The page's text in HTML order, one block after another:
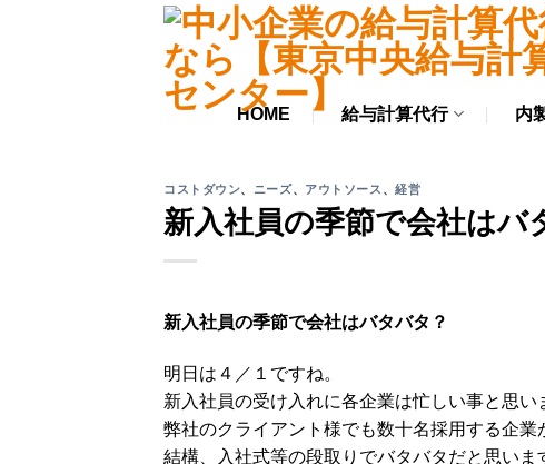
HOME 給与計算代行 内
コストダウン、 ニーズ、 アウトソース 、経営
新入社員の季節で会社はバ
新入社員の季節で会社はバタバタ？
明日は４／１ですね。
新入社員の受け入れに各企業は忙しい事と思い
弊社のクライアント様でも数十名採用する企業
結構、入社式等の段取りでバタバタだと思いま